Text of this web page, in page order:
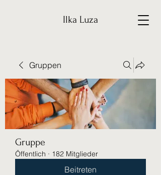
Ilka Luza
Gruppen
Gruppe
Öffentlich · 182 Mitglieder
Beitreten